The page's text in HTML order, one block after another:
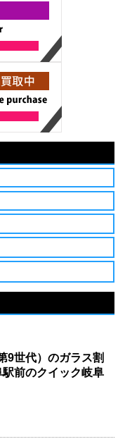
9世代）のガラス割
前のクイック岐阜